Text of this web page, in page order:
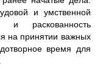
и умственной
и раскованность
на принятии важных
время для